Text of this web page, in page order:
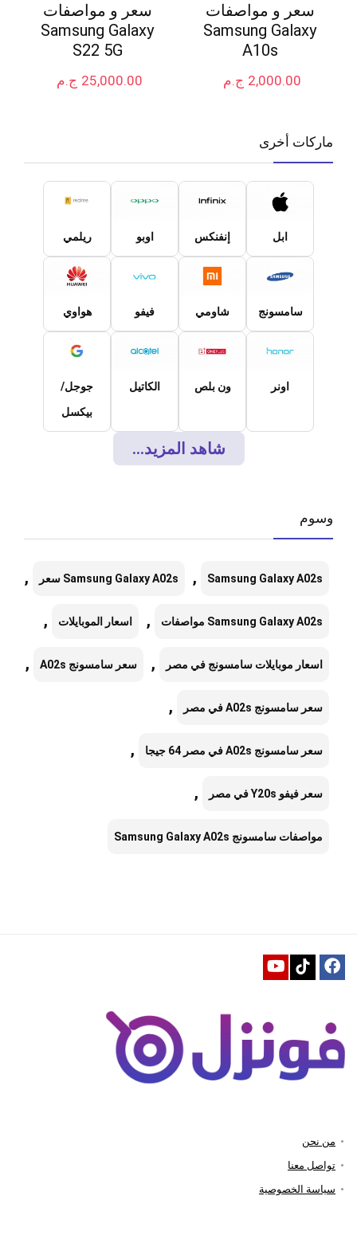
سعر و مواصفات
Samsung Galaxy
A10s
ج.م 2,000.00
سعر و مواصفات
Samsung Galaxy
S22 5G
ج.م 25,000.00
ماركات أخرى
ابل إنفنكس اوبو ريلمي
سامسونج شاومي فيفو هواوي
اونر ون بلص الكاتيل
جوجل/
بيكسل
شاهد المزيد...
وسوم
Samsung Galaxy A02s
, Samsung Galaxy A02s سعر ,
Samsung Galaxy A02s مواصفات , اسعار الموبايلات ,
اسعار موبايلات سامسونج في مصر , سعر سامسونج A02s ,
سعر سامسونج A02s في مصر ,
سعر سامسونج A02s في مصر 64 جيجا ,
سعر فيفو Y20s في مصر ,
مواصفات سامسونج Samsung Galaxy A02s
من نحن
تواصل معنا
سياسة الخصوصية